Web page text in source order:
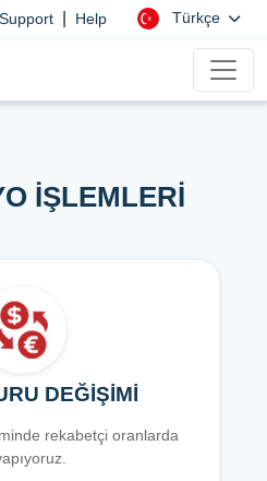
Support Help Türkçe
İŞLEMLERİ
DEĞİŞİMİ
rekabetçi oranlarda